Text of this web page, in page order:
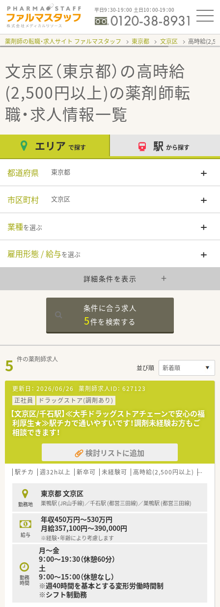
平日9：30-19：00 土日10：00-19：00
薬剤師の転職・求人サイト ファルマスタッフ 東京都 文京区 高時給
文京区（東京都）の高時給
(2,500円以上)の薬剤師転
職・求人情報一覧
エリア で探す 駅 から探す
都道府県 東京都
市区町村 文京区
業種を選ぶ
雇用形態 / 給与を選ぶ
詳細条件を表示
条件に合う求人
5件を検索する
5 件の薬剤師求人
並び順
更新日： 2026/06/26 薬剤師求人ID： 627123
正社員
ドラッグストア(調剤あり)
【文京区/千石駅】≪大手ドラッグストアチェーンで安心の福
利厚生★≫駅チカで通いやすいです！調剤未経験お方もご
相談できます！
検討リストに追加
駅チカ 週32h以上 新卒可 未経験可 高時給(2,500円以上) 認定
勤務地
東京都 文京区
巣鴨駅 (JR山手線)／千石駅 (都営三田線)／巣鴨駅 (都営三田線)
給与
年収450万円～530万円
月給357,100円～390,000円
※経験・年齢により考慮します
勤務
時間
月～金
9：00～19：30（休憩60分）
土
9：00～15：00（休憩なし）
※週40時間を基本とする変形労働時間制
※シフト制勤務